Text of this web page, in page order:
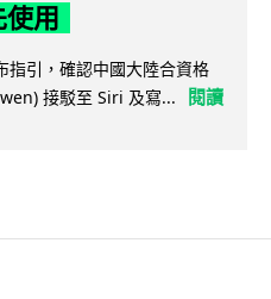
用
引，確認中國大陸合資格
接駁至 Siri 及寫...
閱讀